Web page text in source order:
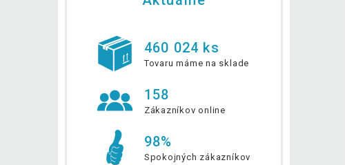
460 024 ks
Tovaru máme na sklade
158
Zákazníkov online
98%
Spokojných zákazníkov